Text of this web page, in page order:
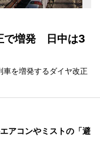
で増発 日中は3
を増発するダイヤ改正
アコンやミストの「避